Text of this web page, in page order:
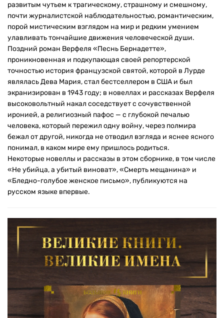
развитым чутьем к трагическому, страшному и смешному,
почти журналистской наблюдательностью, романтическим,
порой мистическим взглядом на мир и редким умением
улавливать тончайшие движения человеческой души.
Поздний роман Верфеля «Песнь Бернадетте»,
проникновенная и подкупающая своей репортерской
точностью история французской святой, которой в Лурде
являлась Дева Мария, стал бестселлером в США и был
экранизирован в 1943 году; в новеллах и рассказах Верфеля
высоковольтный накал соседствует с сочувственной
иронией, а религиозный пафос — с глубокой печалью
человека, который пережил одну войну, через полмира
бежал от другой, никогда не отводил взгляда и яснее ясного
понимал, в каком мире ему пришлось родиться.
Некоторые новеллы и рассказы в этом сборнике, в том числе
«Не убийца, а убитый виноват», «Смерть мещанина» и
«Бледно-голубое женское письмо», публикуются на
русском языке впервые.